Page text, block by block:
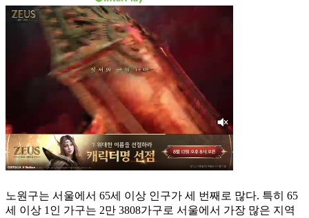
노원구는 서울에서 65세 이상 인구가 세 번째로 많다. 특히 65
세 이상 1인 가구는 2만 3808가구로 서울에서 가장 많은 지역